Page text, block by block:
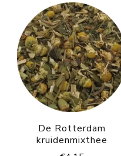
De Rotterdam
kruidenmixthee